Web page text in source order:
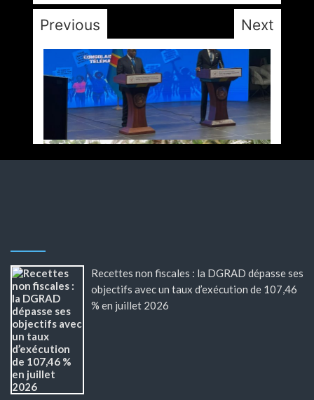
Previous Next
Recettes non fiscales : la DGRAD dépasse ses
objectifs avec un taux d’exécution de 107,46
% en juillet 2026